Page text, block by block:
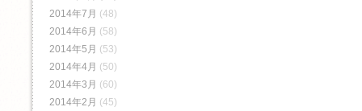
2014年7月 (48)
2014年6月 (58)
2014年5月 (53)
2014年4月 (50)
2014年3月 (60)
2014年2月 (45)